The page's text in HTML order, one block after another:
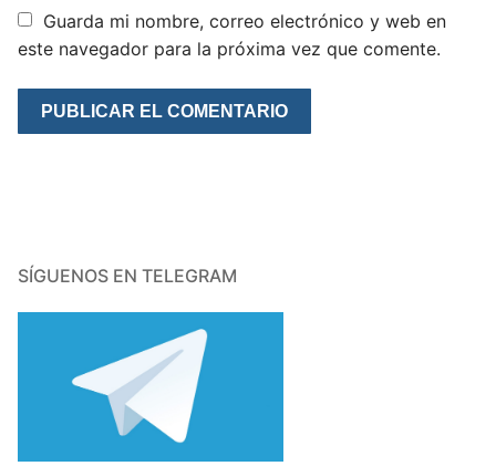
Guarda mi nombre, correo electrónico y web en
este navegador para la próxima vez que comente.
SÍGUENOS EN TELEGRAM